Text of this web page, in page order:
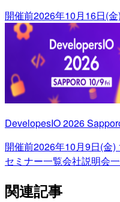
開催前2026年10月16日(
DevelopesIO 2026
開催前2026年10月9日(金)
セミナー一覧会社説明会
関連記事